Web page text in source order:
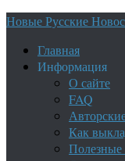
Новые Русские
Главная
Информация
О сайте
FAQ
Как
Полезные